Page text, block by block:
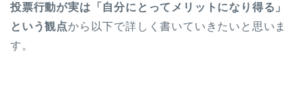
投票行動が実は「自分にとってメリットになり得る」
という観点から以下で詳しく書いていきたいと思いま
す。